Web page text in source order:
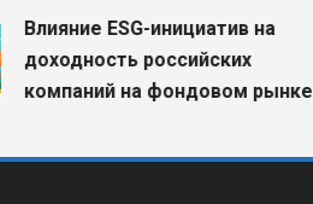
ESG-инициатив на
российских
на фондовом рынке